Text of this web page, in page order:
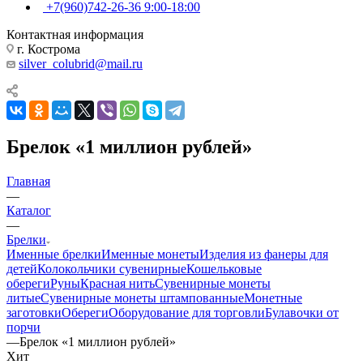
+7(960)742-26-36 9:00-18:00
Контактная информация
г. Кострома
silver_colubrid@mail.ru
Брелок «1 миллион рублей»
Главная
—
Каталог
—
Брелки
Именные брелкиИменные монетыИзделия из фанеры для
детейКолокольчики сувенирныеКошельковые
оберегиРуныКрасная нитьСувенирные монеты
литыеСувенирные монеты штампованныеМонетные
заготовкиОберегиОборудование для торговлиБулавочки от
порчи
—Брелок «1 миллион рублей»
Хит